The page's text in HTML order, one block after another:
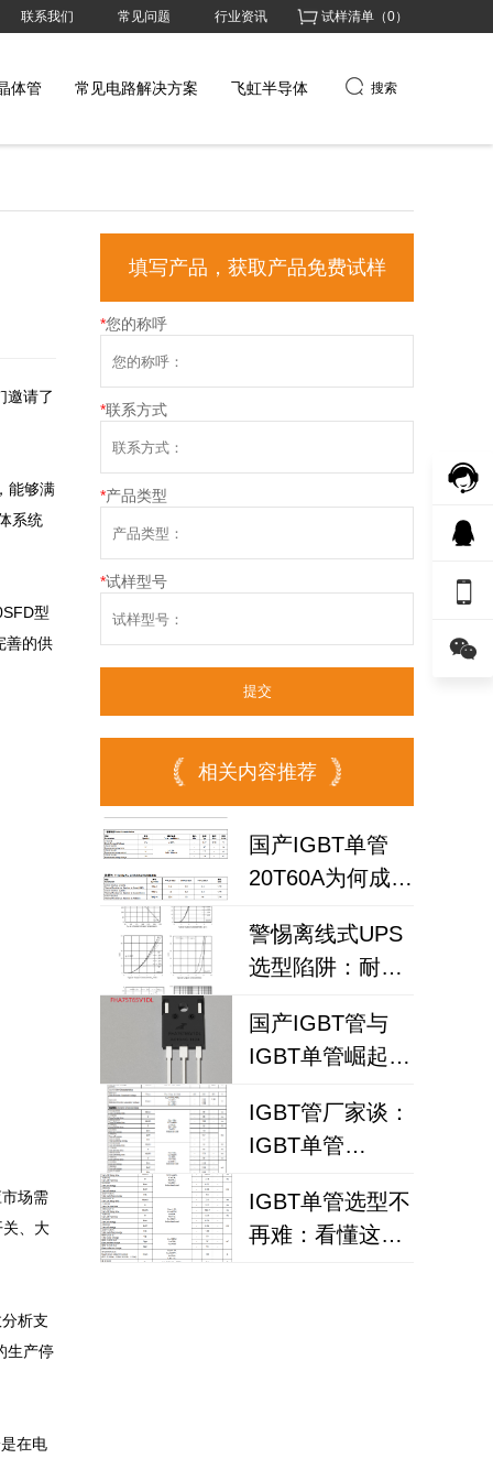
联系我们 常见问题 行业资讯 试样清单（0）
体管 常见电路解决方案 飞虹半导体 搜索
邀请了
能够满
系统
型
善的供
场需
、大
析支
生产停
在电
填写产品，获取产品免费试样
*您的称呼
*联系方式
*产品类型
*试样型号
相关内容推荐
国产IGBT单管
20T60A为何成为
能电源优选？
警惕离线式UPS
选型陷阱：耐压
FHA25T120A如
何破解散热失效
风险？
国产IGBT管与
IGBT单管崛起：
为何赢得工程师
青睐？igbt单管
厂家选型参考
IGBT管厂家谈：
IGBT单管
代替仙童
IGBT单管选型不
再难：看懂这个

